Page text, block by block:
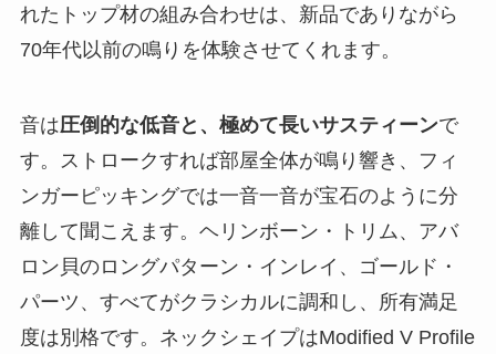
れたトップ材の組み合わせは、新品でありながら
70年代以前の鳴りを体験させてくれます。
音は圧倒的な低音と、極めて長いサスティーンで
す。ストロークすれば部屋全体が鳴り響き、フィ
ンガーピッキングでは一音一音が宝石のように分
離して聞こえます。ヘリンボーン・トリム、アバ
ロン貝のロングパターン・インレイ、ゴールド・
パーツ、すべてがクラシカルに調和し、所有満足
度は別格です。ネックシェイプはModified V Profile